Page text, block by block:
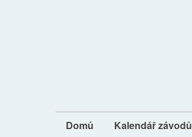
Domů Kalendář závodů